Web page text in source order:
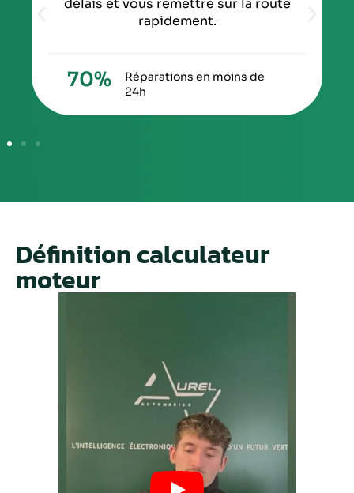
délais et vous remettre sur la route
rapidement.
Réparations en moins de
24h
70%
Définition calculateur
moteur